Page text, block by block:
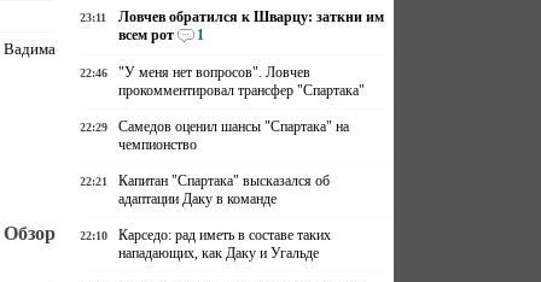
23:11
Ловчев обратился к Шварцу: заткни им
всем рот
1
22:46
"У меня нет вопросов". Ловчев
прокомментировал трансфер "Спартака"
22:29
Самедов оценил шансы "Спартака" на
чемпионство
22:21
Капитан "Спартака" высказался об
адаптации Даку в команде
22:10
Карседо: рад иметь в составе таких
нападающих, как Даку и Угальде